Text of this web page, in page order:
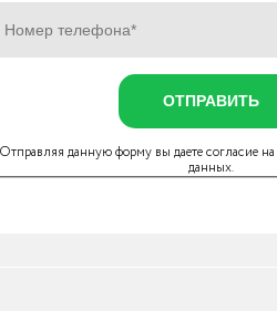
ОТПРАВИТЬ
Отправляя данную форму вы даете согласие на
данных.